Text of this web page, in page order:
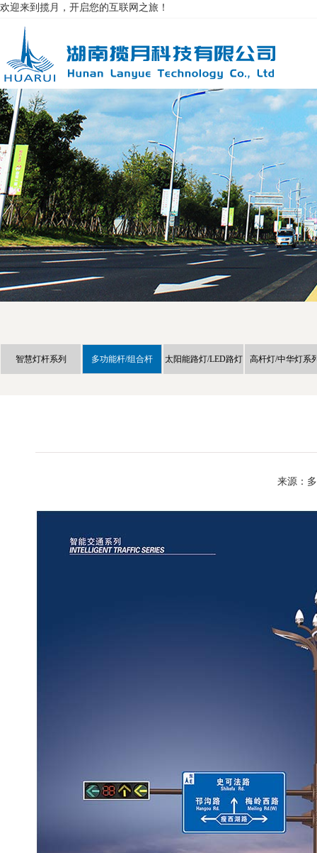
欢迎来到揽月，开启您的互联网之旅！
智慧灯杆系列 多功能杆/组合杆 太阳能路灯/LED路灯 高杆灯/中华灯系
来源：